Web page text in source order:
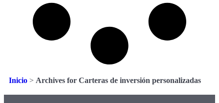
Inicio > Archives for Carteras de inversión personalizadas